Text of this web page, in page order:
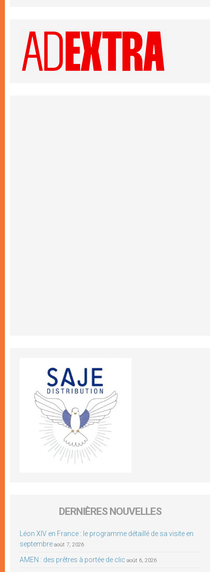
DERNIÈRES NOUVELLES
Léon XIV en France : le programme détaillé de sa visite en
septembre août 7, 2026
AMEN : des prêtres à portée de clic août 6, 2026